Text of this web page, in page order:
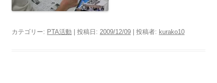
カテゴリー: PTA活動 | 投稿日: 2009/12/09 投稿者: kurako10